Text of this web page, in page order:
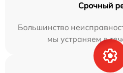
Срочный
Большинство
мы устраняем в